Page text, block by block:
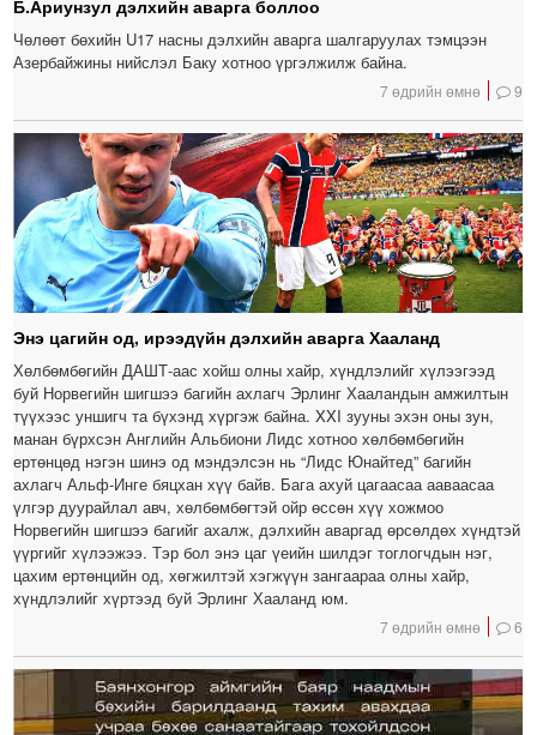
Б.Ариунзул дэлхийн аварга боллоо
Чөлөөт бөхийн U17 насны дэлхийн аварга шалгаруулах тэмцээн
Азербайжины нийслэл Баку хотноо үргэлжилж байна.
7 өдрийн өмнө 9
Энэ цагийн од, ирээдүйн дэлхийн аварга Хааланд
Хөлбөмбөгийн ДАШТ-аас хойш олны хайр, хүндлэлийг хүлээгээд
буй Норвегийн шигшээ багийн ахлагч Эрлинг Хааландын амжилтын
түүхээс уншигч та бүхэнд хүргэж байна. XXI зууны эхэн оны зун,
манан бүрхсэн Английн Альбиони Лидс хотноо хөлбөмбөгийн
ертөнцөд нэгэн шинэ од мэндэлсэн нь “Лидс Юнайтед” багийн
ахлагч Альф-Инге бяцхан хүү байв. Бага ахуй цагаасаа ааваасаа
үлгэр дуурайлал авч, хөлбөмбөгтэй ойр өссөн хүү хожмоо
Норвегийн шигшээ багийг ахалж, дэлхийн аваргад өрсөлдөх хүндтэй
үүргийг хүлээжээ. Тэр бол энэ цаг үеийн шилдэг тоглогчдын нэг,
цахим ертөнцийн од, хөгжилтэй хэгжүүн зангаараа олны хайр,
хүндлэлийг хүртээд буй Эрлинг Хааланд юм.
7 өдрийн өмнө 6